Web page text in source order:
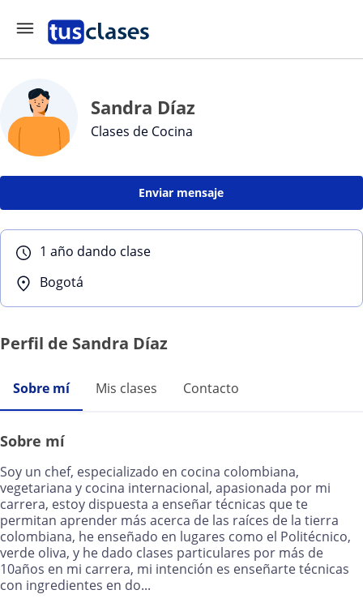
Sandra Díaz
Clases de Cocina
Enviar mensaje
1 año dando clase
Bogotá
Perfil de Sandra Díaz
Sobre mí Mis clases Contacto
Sobre mí
Soy un chef, especializado en cocina colombiana,
vegetariana y cocina internacional, apasionada por mi
carrera, estoy dispuesta a enseñar técnicas que te
permitan aprender más acerca de las raíces de la tierra
colombiana, he enseñado en lugares como el Politécnico,
verde oliva, y he dado clases particulares por más de
10años en mi carrera, mi intención es enseñarte técnicas
con ingredientes en do...